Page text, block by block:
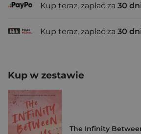
Kup teraz, zapłać za 30
Kup teraz, zapłać za 30
Kup w zestawie
The Infinity